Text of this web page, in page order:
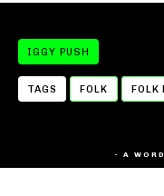
IGGY PUSH
TAGS FOLK FOLK
- A